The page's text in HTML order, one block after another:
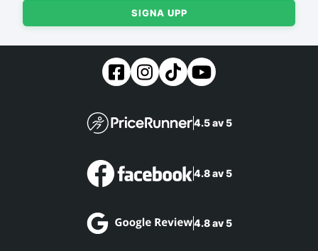
SIGNA UPP
4.5 av 5
4.8 av 5
4.8 av 5